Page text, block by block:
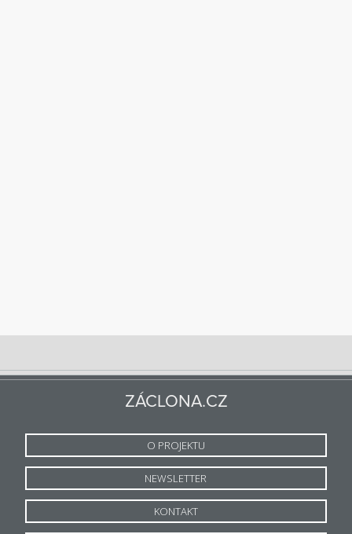
ZÁCLONA.CZ
O PROJEKTU
NEWSLETTER
KONTAKT